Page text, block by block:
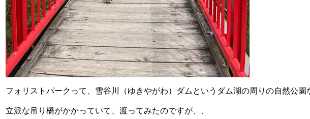
フォリストパークって、雪谷川（ゆきやがわ）ダムというダム湖の周りの自然公園
立派な吊り橋がかかっていて、渡ってみたのですが、、